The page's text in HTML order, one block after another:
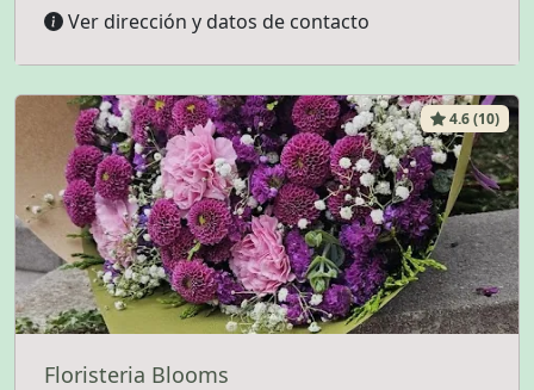
Ver dirección y datos de contacto
4.6 (10)
Floristeria Blooms